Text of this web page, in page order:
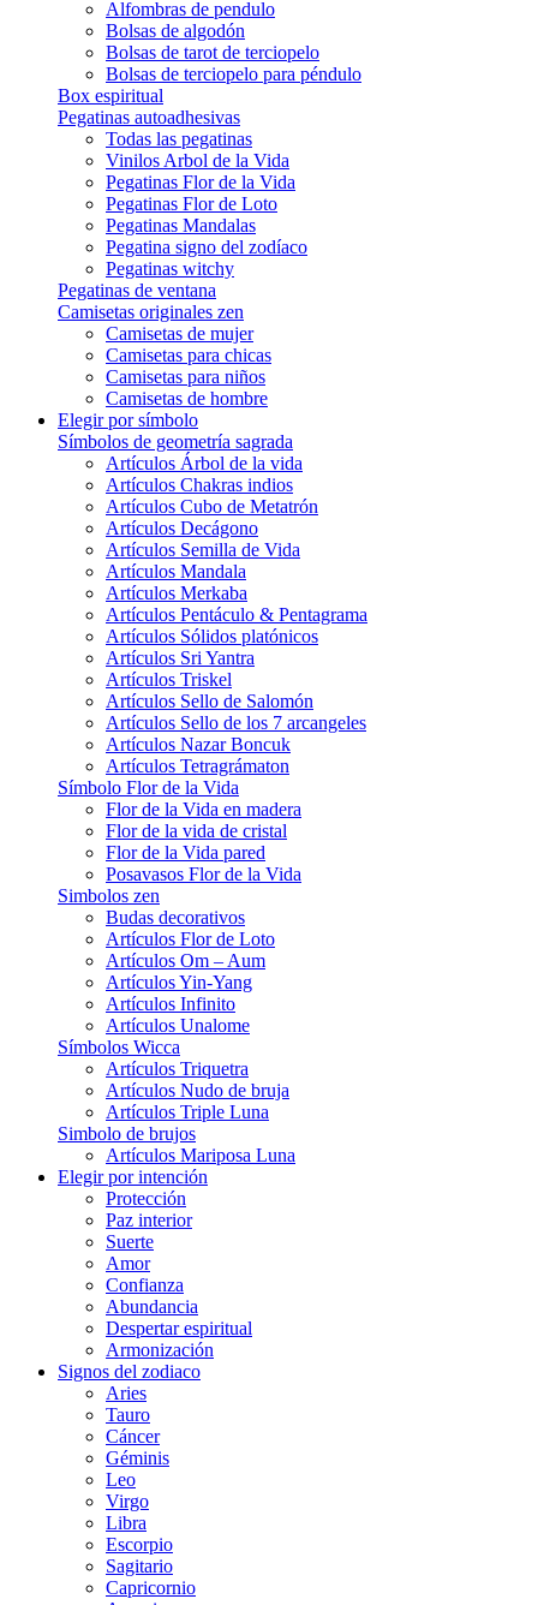
Alfombras de pendulo
Bolsas de algodón
Bolsas de tarot de terciopelo
Bolsas de terciopelo para péndulo
Box espiritual
Pegatinas autoadhesivas
Todas las pegatinas
Vinilos Arbol de la Vida
Pegatinas Flor de la Vida
Pegatinas Flor de Loto
Pegatinas Mandalas
Pegatina signo del zodíaco
Pegatinas witchy
Pegatinas de ventana
Camisetas originales zen
Camisetas de mujer
Camisetas para chicas
Camisetas para niños
Camisetas de hombre
Elegir por símbolo
Símbolos de geometría sagrada
Artículos Árbol de la vida
Artículos Chakras indios
Artículos Cubo de Metatrón
Artículos Decágono
Artículos Semilla de Vida
Artículos Mandala
Artículos Merkaba
Artículos Pentáculo & Pentagrama
Artículos Sólidos platónicos
Artículos Sri Yantra
Artículos Triskel
Artículos Sello de Salomón
Artículos Sello de los 7 arcangeles
Artículos Nazar Boncuk
Artículos Tetragrámaton
Símbolo Flor de la Vida
Flor de la Vida en madera
Flor de la vida de cristal
Flor de la Vida pared
Posavasos Flor de la Vida
Simbolos zen
Budas decorativos
Artículos Flor de Loto
Artículos Om – Aum
Artículos Yin-Yang
Artículos Infinito
Artículos Unalome
Símbolos Wicca
Artículos Triquetra
Artículos Nudo de bruja
Artículos Triple Luna
Simbolo de brujos
Artículos Mariposa Luna
Elegir por intención
Protección
Paz interior
Suerte
Amor
Confianza
Abundancia
Despertar espiritual
Armonización
Signos del zodiaco
Aries
Tauro
Cáncer
Géminis
Leo
Virgo
Libra
Escorpio
Sagitario
Capricornio